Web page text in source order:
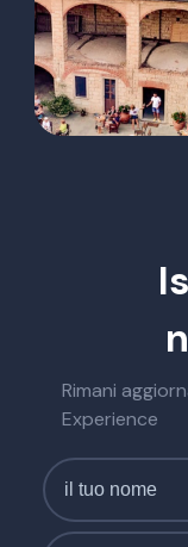
Rimani
Experience